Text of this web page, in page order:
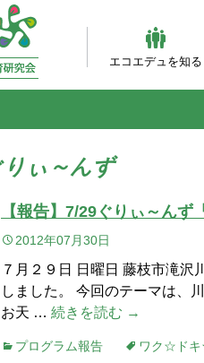
エコエデュを知る
ぃ～んず
【報告】7/29ぐりぃ～んず
2012年07月30日
７月２９日 日曜日 藤枝市滝
しました。 今回のテーマは、
お天 … 続きを読む →
プログラム報告 ワク☆ド